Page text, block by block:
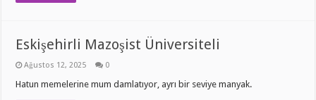
Eskişehirli Mazoşist Üniversiteli
Ağustos 12, 2025 0
Hatun memelerine mum damlatıyor, ayrı bir seviye manyak.